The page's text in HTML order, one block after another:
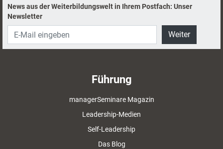
News aus der Weiterbildungswelt in Ihrem Postfach: Unser
Newsletter
Weiter
Führung
managerSeminare Magazin
Leadership-Medien
Self-Leadership
Das Blog